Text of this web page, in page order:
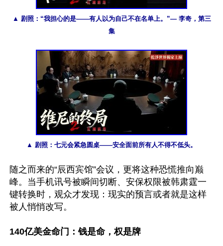
▲ 剧照：“我担心的是——有人以为自己不在名单上。”— 李奇，第三
集
▲ 剧照：七元会紧急圆桌——安全面前所有人不得不低头。
随之而来的“辰西宾馆”会议，更将这种恐慌推向巅
峰。当手机讯号被瞬间切断、安保权限被韩肃霆一
键转换时，观众才发现：现实的预言或者就是这样
被人悄悄改写。
140亿美金命门：钱是命，权是牌